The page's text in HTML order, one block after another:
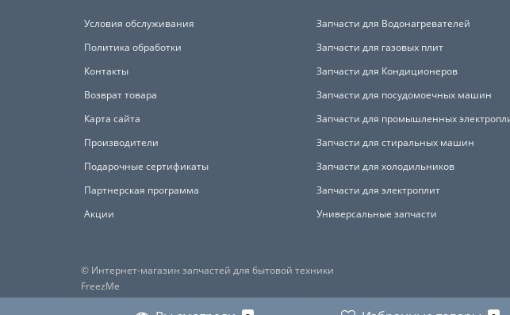
Условия обслуживания
Политика обработки
Контакты
Возврат товара
Карта сайта
Производители
Подарочные сертификаты
Партнерская программа
Акции
Запчасти для Водонагревателей
Запчасти для газовых плит
Запчасти для Кондиционеров
Запчасти для посудомоечных машин
Запчасти для промышленных
Запчасти для стиральных машин
Запчасти для холодильников
Запчасти для электроплит
Универсальные запчасти
© Интернет-магазин запчастей для бытовой техники
FreezMe